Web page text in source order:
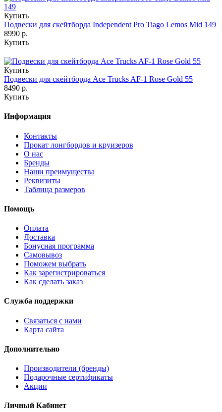
Купить
Подвески для скейтборда Independent Pro Tiago Lemos Mid 149
8990 р.
Купить
Купить
Подвески для скейтборда Ace Trucks AF-1 Rose Gold 55
8490 р.
Купить
Информация
Контакты
Прокат лонгбордов и круизеров
О нас
Бренды
Наши преимущества
Реквизиты
Таблица размеров
Помощь
Оплата
Доставка
Бонусная программа
Самовывоз
Поможем выбрать
Как зарегистрироваться
Как сделать заказ
Служба поддержки
Связаться с нами
Карта сайта
Дополнительно
Производители (бренды)
Подарочные сертификаты
Акции
Личный Кабинет